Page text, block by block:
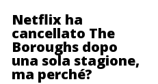
Netflix ha
cancellato The
Boroughs dopo
una sola stagione,
ma perché?